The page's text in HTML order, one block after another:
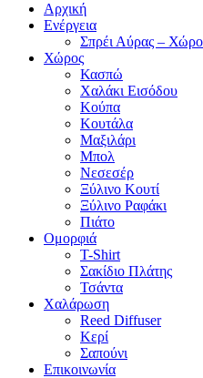
Αρχική
Ενέργεια
Σπρέι Αύρας –
Χώρος
Κασπώ
Χαλάκι Εισόδου
Κούπα
Κουτάλα
Μαξιλάρι
Μπολ
Νεσεσέρ
Ξύλινο Κουτί
Ξύλινο Ραφάκι
Πιάτο
Ομορφιά
T-Shirt
Σακίδιο Πλάτης
Τσάντα
Χαλάρωση
Reed Diffuser
Κερί
Σαπούνι
Επικοινωνία